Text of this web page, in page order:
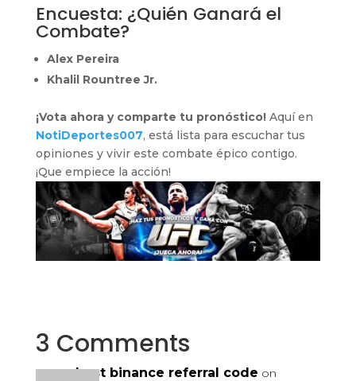
Encuesta: ¿Quién Ganará el
Combate?
Alex Pereira
Khalil Rountree Jr.
¡Vota ahora y comparte tu pronóstico!Aquí en
NotiDeportes007, está lista para escuchar tus
opiniones y vivir este combate épico contigo.
¡Que empiece la acción!
3 Comments
best binance referral code on